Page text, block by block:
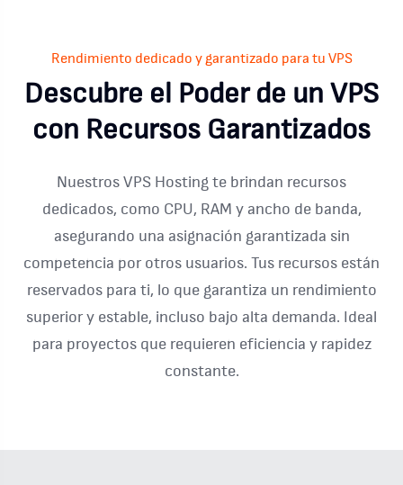
Rendimiento dedicado y garantizado para tu VPS
Descubre el Poder de un VPS
con Recursos Garantizados
Nuestros VPS Hosting te brindan recursos
dedicados, como CPU, RAM y ancho de banda,
asegurando una asignación garantizada sin
competencia por otros usuarios. Tus recursos están
reservados para ti, lo que garantiza un rendimiento
superior y estable, incluso bajo alta demanda. Ideal
para proyectos que requieren eficiencia y rapidez
constante.